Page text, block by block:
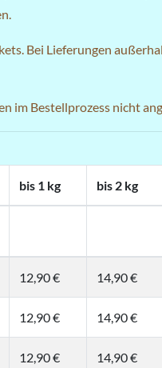
Bei Lieferungen
im Bestellprozess nicht
bis 1 kg bis 2 kg
12,90 € 14,90 €
12,90 € 14,90 €
12,90 € 14,90 €